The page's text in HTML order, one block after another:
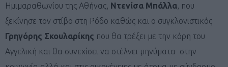
Ημιμαραθωνίου της Αθήνας, Ντενίσα Μπάλλα, που
ξεκίνησε τον στίβο στη Ρόδο καθώς και ο συγκλονιστικός
Γρηγόρης Σκουλαρίκης που θα τρέξει με την κόρη του
Αγγελική και θα συνεχίσει να στέλνει μηνύματα στην